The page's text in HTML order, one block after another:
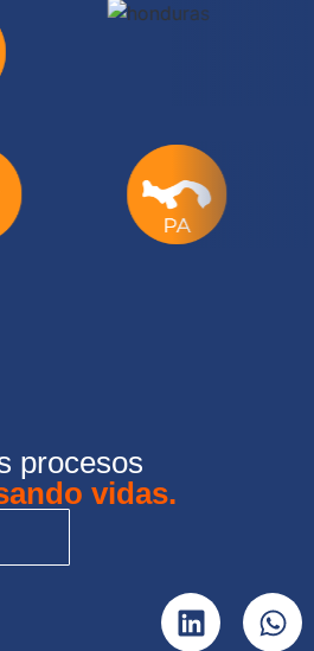
procesos
vidas.